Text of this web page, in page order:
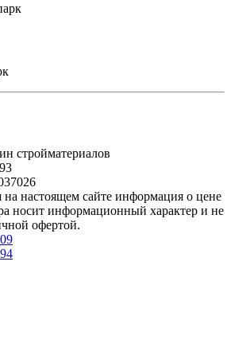
стройматериалов
на настоящем сайте информация о цене
носит информационный характер и не
офертой.